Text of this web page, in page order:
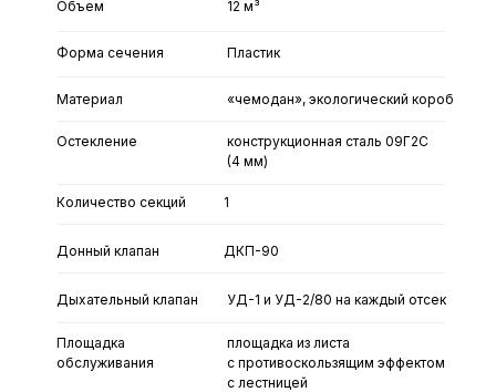
Объем
Форма сечения
Материал
Остекление
12 м³
Пластик
«чемодан», экологический короб
конструкционная сталь 09Г2С
(4 мм)
Площадка
обслуживания
площадка из листа
с противоскользящим эффектом
с лестницей
1
Количество секций
ДКП-90
Донный клапан
УД-1 и УД-2/80 на каждый отсек
Дыхательный клапан